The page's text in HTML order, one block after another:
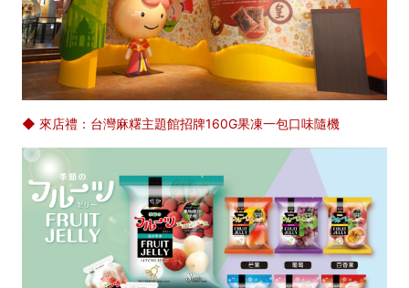
◆ 來店禮：台灣麻糬主題館招牌160G果凍一包口味隨機